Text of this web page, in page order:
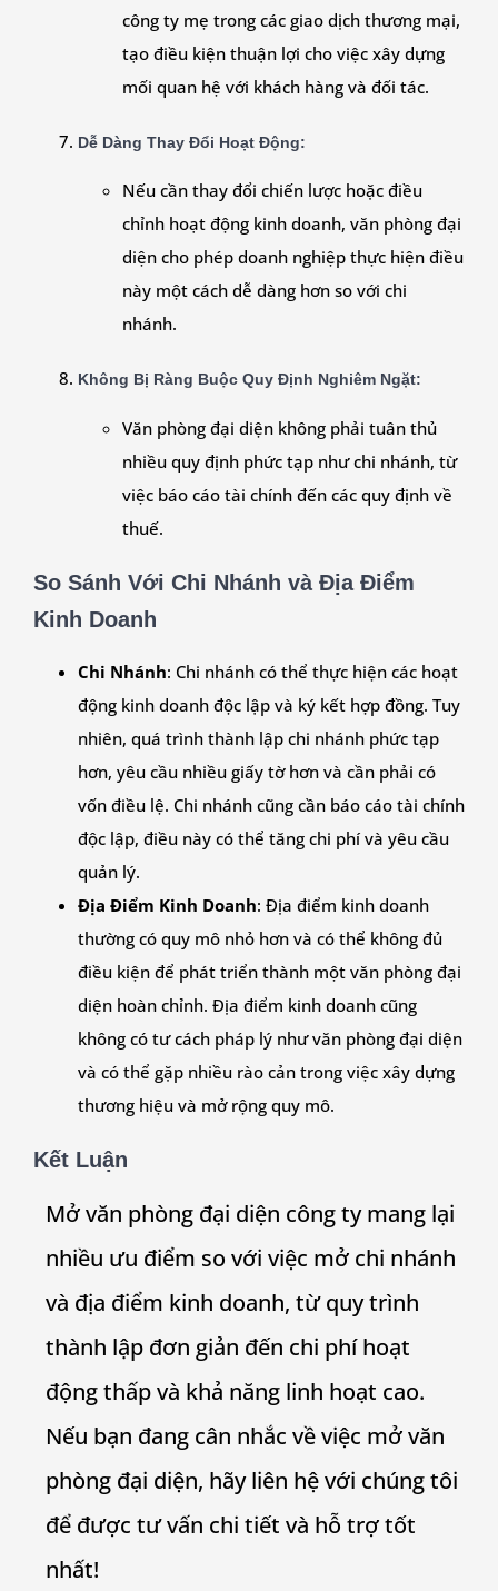
công ty mẹ trong các giao dịch thương mại,
tạo điều kiện thuận lợi cho việc xây dựng
mối quan hệ với khách hàng và đối tác.
Dễ Dàng Thay Đổi Hoạt Động:
Nếu cần thay đổi chiến lược hoặc điều
chỉnh hoạt động kinh doanh, văn phòng đại
diện cho phép doanh nghiệp thực hiện điều
này một cách dễ dàng hơn so với chi
nhánh.
Không Bị Ràng Buộc Quy Định Nghiêm Ngặt:
Văn phòng đại diện không phải tuân thủ
nhiều quy định phức tạp như chi nhánh, từ
việc báo cáo tài chính đến các quy định về
thuế.
So Sánh Với Chi Nhánh và Địa Điểm
Kinh Doanh
Chi Nhánh: Chi nhánh có thể thực hiện các hoạt
động kinh doanh độc lập và ký kết hợp đồng. Tuy
nhiên, quá trình thành lập chi nhánh phức tạp
hơn, yêu cầu nhiều giấy tờ hơn và cần phải có
vốn điều lệ. Chi nhánh cũng cần báo cáo tài chính
độc lập, điều này có thể tăng chi phí và yêu cầu
quản lý.
Địa Điểm Kinh Doanh: Địa điểm kinh doanh
thường có quy mô nhỏ hơn và có thể không đủ
điều kiện để phát triển thành một văn phòng đại
diện hoàn chỉnh. Địa điểm kinh doanh cũng
không có tư cách pháp lý như văn phòng đại diện
và có thể gặp nhiều rào cản trong việc xây dựng
thương hiệu và mở rộng quy mô.
Kết Luận
Mở văn phòng đại diện công ty mang lại
nhiều ưu điểm so với việc mở chi nhánh
và địa điểm kinh doanh, từ quy trình
thành lập đơn giản đến chi phí hoạt
động thấp và khả năng linh hoạt cao.
Nếu bạn đang cân nhắc về việc mở văn
phòng đại diện, hãy liên hệ với chúng tôi
để được tư vấn chi tiết và hỗ trợ tốt
nhất!